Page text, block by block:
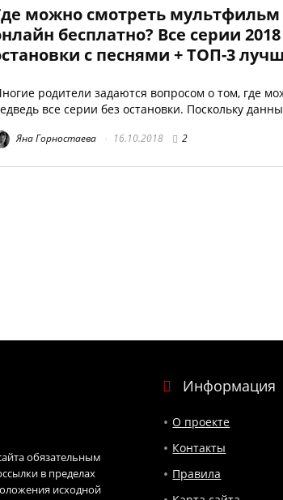
можно смотреть
бесплатно? Все серии
с песнями + ТОП-3
родители задаются вопросом о том, где
все серии без остановки. Поскольку
Яна Горностаева 16.10.2018 2
обязательным
в пределах
исходной
Информация
О проекте
Контакты
Правила